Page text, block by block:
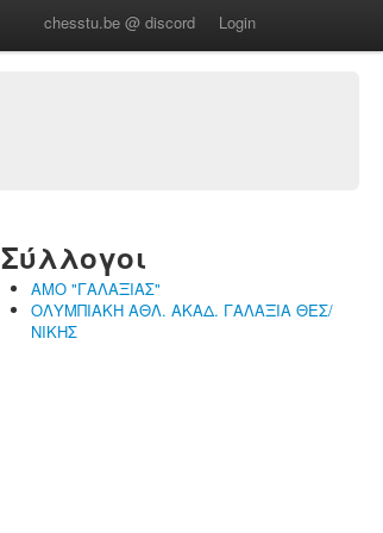
chesstu.be @ discord Login
Σύλλογοι
ΑΜΟ "ΓΑΛΑΞΙΑΣ"
ΟΛΥΜΠΙΑΚΗ ΑΘΛ. ΑΚΑΔ. ΓΑΛΑΞΙΑ ΘΕΣ/
ΝΙΚΗΣ